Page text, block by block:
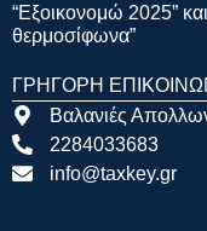
“Εξοικονομώ 2025”
θερμοσίφωνα”
ΓΡΗΓΟΡΗ
Βαλανιές
2284033683
info@taxkey.gr